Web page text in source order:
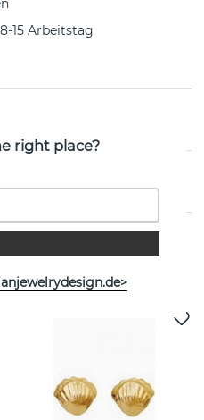
15 Arbeitstag
ansehen
right place?